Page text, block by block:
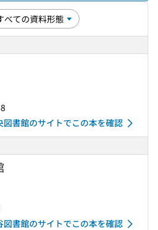
図書館のサイトでこの本を確認
図書館のサイトでこの本を確認